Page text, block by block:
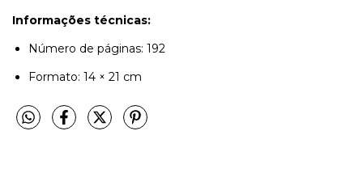
Informações técnicas:
Número de páginas: 192
Formato: 14 × 21 cm